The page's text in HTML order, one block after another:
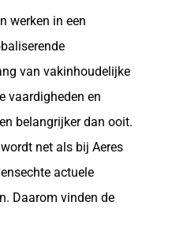
werken in een
van vakinhoudelijke
vaardigheden en
belangrijker dan ooit.
net als bij Aeres
actuele
Daarom vinden de